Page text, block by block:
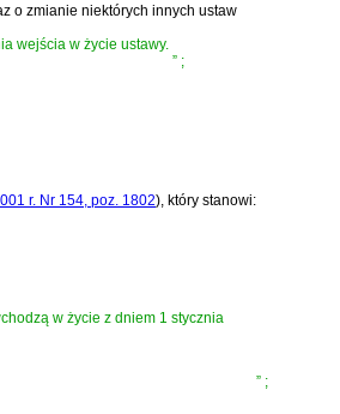
o zmianie niektórych innych ustaw
wejścia w życie ustawy.
” ;
r. Nr 154, poz. 1802), który stanowi:
w życie z dniem 1 stycznia
” ;